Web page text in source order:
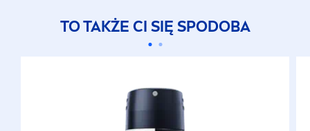
TO TAKŻE CI SIĘ SPODOBA